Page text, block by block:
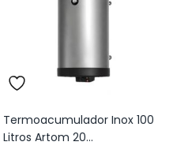
Termoacumulador Inox 100
Litros Artom 20...